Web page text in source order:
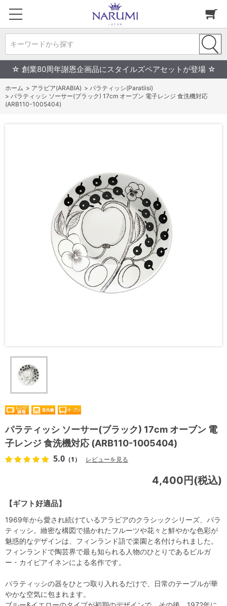
キーワードから探す
☆ 創業80周年謝恩企画品にスタイルズペアセットが登場 ☆
ホーム > アラビア(ARABIA) > パラティッシ(Paratiisi)
> パラティッシ ソーサー(ブラック) 17cm オーブン 電子レンジ 食洗機対応
(ARB110-1005404)
パラティッシ ソーサー(ブラック) 17cm オーブン 電
子レンジ 食洗機対応 (ARB110-1005404)
5.0 （1） レビューを見る
【ギフト好適品】
4,400円(税込)
1969年から愛され続けているアラビアのクラシックシリーズ、パラ
ティッシ。緻密な構図で描かれたフルーツや花々と鮮やかな色彩が
魅惑的なデザインは、フィンランド語で楽園と名付けられました。
フィンランドで陶芸界で最も知られる人物のひとりであるビルガ
ー・カイピアイネンによる名作です。
パラティッシの器をひとつ取り入れるだけで、日常のテーブルが華
やかな空気に包まれます。